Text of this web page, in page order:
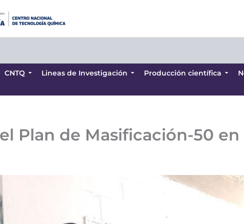
CNTQ
CNTQ Lineas de Investigación Producción científica
Plan de Masificación-50 en